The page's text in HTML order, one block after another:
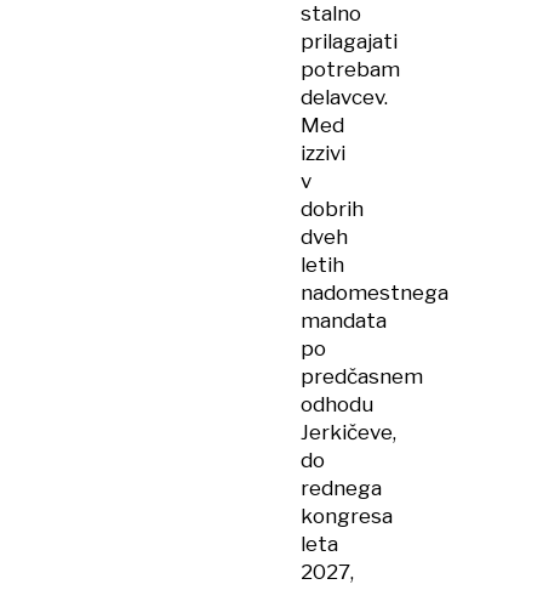
stalno
prilagajati
potrebam
delavcev.
Med
izzivi
v
dobrih
dveh
letih
nadomestnega
mandata
po
predčasnem
odhodu
Jerkičeve,
do
rednega
kongresa
leta
2027,